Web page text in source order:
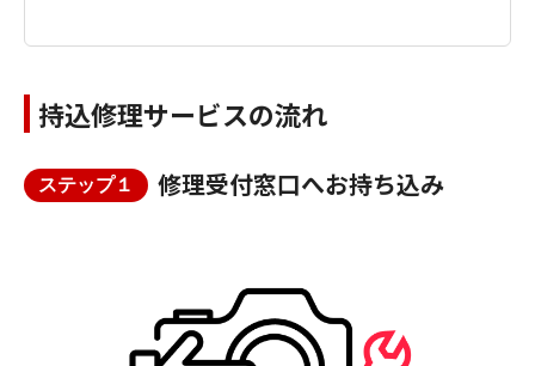
持込修理サービスの流れ
ステップ１ 修理受付窓口へお持ち込み